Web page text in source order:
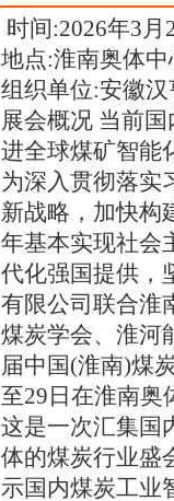
时间:2026年3月
地点:淮南奥体中
组织单位:安徽
展会概况 当前
进全球煤矿智能
为深入贯彻落实
新战略，加快构
年基本实现社会
代化强国提供，
有限公司联合淮
煤炭学会、淮河
届中国(淮南)煤
至29日在淮南奥
这是一次汇集国
体的煤炭行业盛
示国内煤炭工业